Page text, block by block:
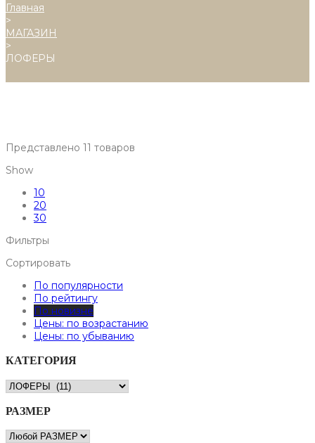
Главная
>
МАГАЗИН
>
ЛОФЕРЫ
Представлено 11 товаров
Show
10
20
30
Фильтры
Сортировать
По популярности
По рейтингу
По новизне
Цены: по возрастанию
Цены: по убыванию
КАТЕГОРИЯ
РАЗМЕР